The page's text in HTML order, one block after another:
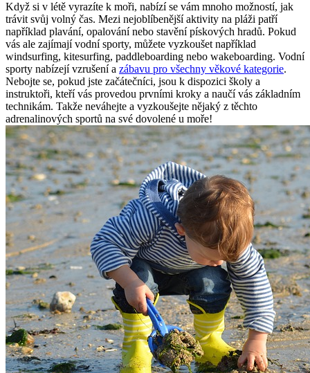
Když si v ‌létě ‌vyrazíte k ‍moři,‍ nabízí se vám ‌mnoho možností, jak
trávit svůj volný čas. Mezi nejoblíbenější aktivity na pláži patří
například⁤ plavání,⁢ opalování nebo stavění ‌pískových ⁢hradů. ⁣Pokud
vás⁣ ale zajímají vodní sporty, můžete vyzkoušet například
windsurfing, kitesurfing,⁢ paddleboarding⁣ nebo wakeboarding. Vodní
sporty nabízejí vzrušení​ a zábavu ⁤pro všechny věkové kategorie.
⁤Nebojte se, ‌pokud jste ⁣začátečníci, jsou​ k‍ dispozici školy ‌a
instruktoři, kteří ⁤vás provedou ⁤prvními kroky a ⁢naučí vás základním
technikám. Takže neváhejte a ​vyzkoušejte nějaký z těchto
adrenalinových sportů na ⁣své dovolené u​ moře!